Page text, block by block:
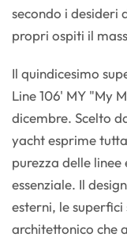
secondo i desideri
propri ospiti il
Il quindicesimo
Line 106' MY "My
dicembre. Scelto
yacht esprime
purezza delle
essenziale. Il
esterni, le
architettonico che